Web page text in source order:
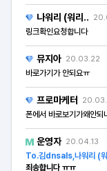
나워리 (워리..
링크확인요청합니다
뮤지아 20.03.22
바로가기가 안되요ㅠ
프로마케터
폰에서 바로보기가왜안되
운영자 20.04.13
To.김dnsals,나워리 (워
죄송합니다 ㅠㅠ